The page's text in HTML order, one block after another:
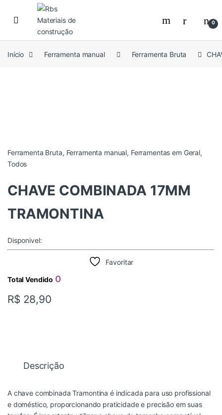
Skip to navigation
Skip to content
0
Início Ferramenta manual Ferramenta Bruta
Ferramenta Bruta, Ferramenta manual, Ferramentas em Geral,
Todos
CHAVE COMBINADA 17MM
TRAMONTINA
Disponivel:
Favoritar
Total Vendido 0
R$ 28,90
Descrição
A chave combinada Tramontina é indicada para uso profissional
e doméstico, proporcionando praticidade e precisão em suas